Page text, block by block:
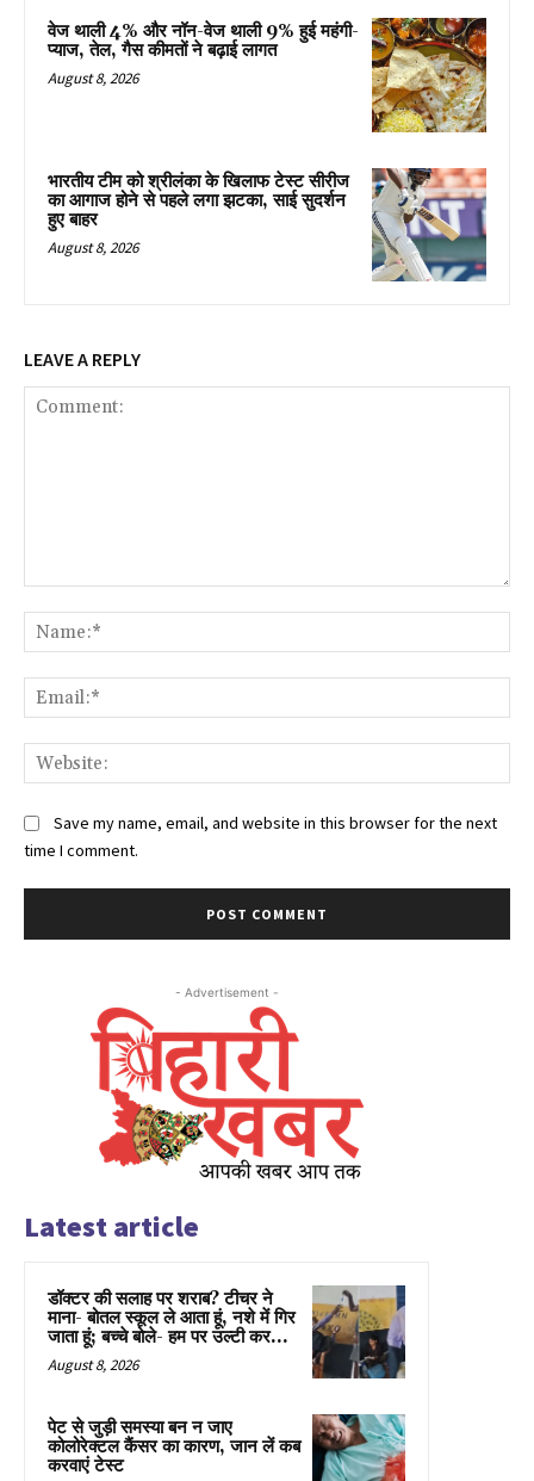
वेज थाली 4% और नॉन-वेज थाली 9% हुई महंगी-
प्याज, तेल, गैस कीमतों ने बढ़ाई लागत
August 8, 2026
भारतीय टीम को श्रीलंका के खिलाफ टेस्ट सीरीज
का आगाज होने से पहले लगा झटका, साई सुदर्शन
हुए बाहर
August 8, 2026
LEAVE A REPLY
Save my name, email, and website in this browser for the next
time I comment.
- Advertisement -
Latest article
डॉक्टर की सलाह पर शराब? टीचर ने
माना- बोतल स्कूल ले आता हूं, नशे में गिर
जाता हूं; बच्चे बोले- हम पर उल्टी कर...
August 8, 2026
पेट से जुड़ी समस्या बन न जाए
कोलोरेक्टल कैंसर का कारण, जान लें कब
करवाएं टेस्ट